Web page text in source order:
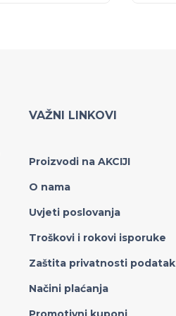
VAŽNI LINKOVI
Proizvodi na AKCIJI
O nama
Uvjeti poslovanja
Troškovi i rokovi isporuke
Zaštita privatnosti
Načini plaćanja